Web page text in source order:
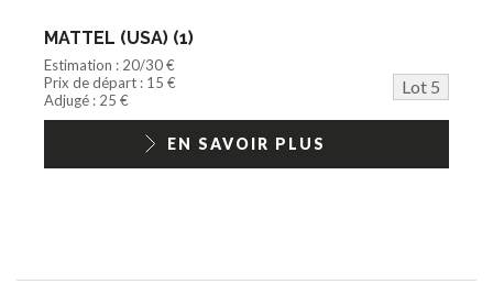
MATTEL (USA) (1)
Estimation : 20/30 €
Prix de départ : 15 €
Lot 5
Adjugé : 25 €
EN SAVOIR PLUS